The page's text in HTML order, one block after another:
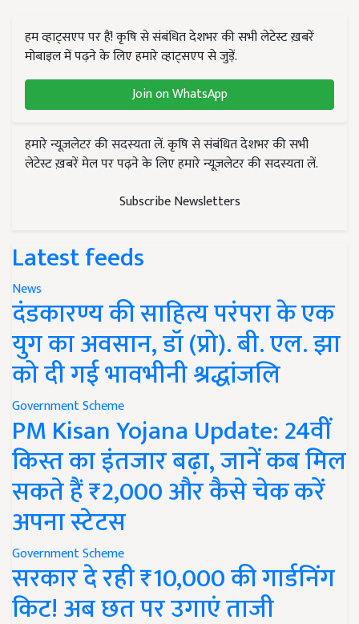
हम व्हाट्सएप पर हैं! कृषि से संबंधित देशभर की सभी लेटेस्ट ख़बरें
मोबाइल में पढ़ने के लिए हमारे व्हाट्सएप से जुड़ें.
Join on WhatsApp
हमारे न्यूज़लेटर की सदस्यता लें. कृषि से संबंधित देशभर की सभी
लेटेस्ट ख़बरें मेल पर पढ़ने के लिए हमारे न्यूज़लेटर की सदस्यता लें.
Subscribe Newsletters
Latest feeds
News
दंडकारण्य की साहित्य परंपरा के एक
युग का अवसान, डॉ (प्रो). बी. एल. झा
को दी गई भावभीनी श्रद्धांजलि
Government Scheme
PM Kisan Yojana Update: 24वीं
किस्त का इंतजार बढ़ा, जानें कब मिल
सकते हैं ₹2,000 और कैसे चेक करें
अपना स्टेटस
Government Scheme
सरकार दे रही ₹10,000 की गार्डनिंग
किट! अब छत पर उगाएं ताजी